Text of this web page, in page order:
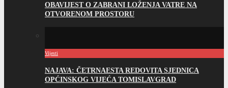
OBAVIJEST O ZABRANI LOŽENJA VATRE NA
OTVORENOM PROSTORU
Vijesti
NAJAVA: ČETRNAESTA REDOVITA SJEDNICA
OPĆINSKOG VIJEĆA TOMISLAVGRAD